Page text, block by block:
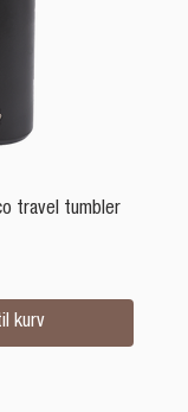
travel tumbler
kurv